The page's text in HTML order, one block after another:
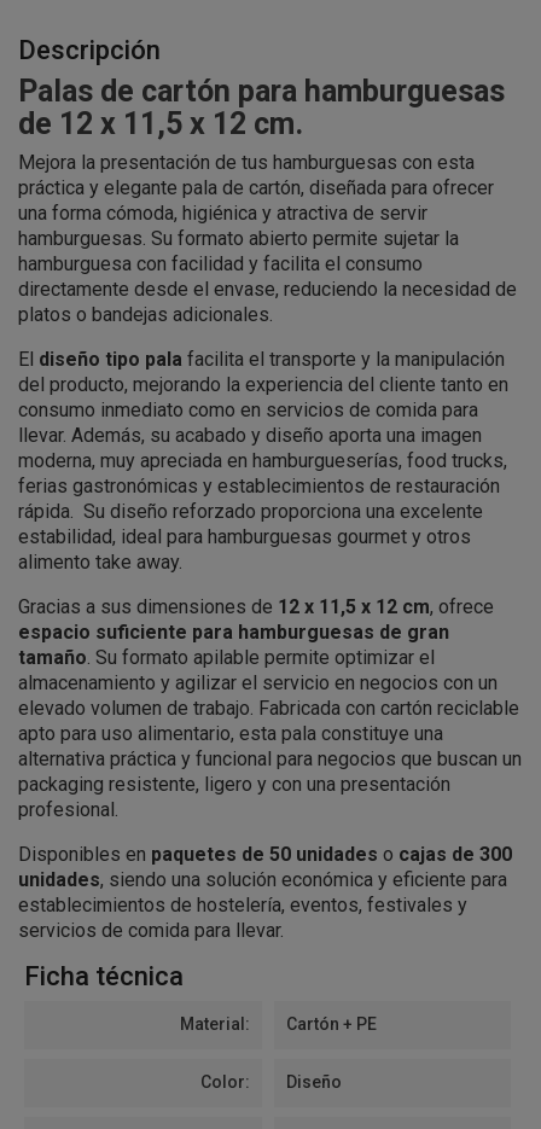
Descripción
Palas de cartón para hamburguesas
de 12 x 11,5 x 12 cm.
Mejora la presentación de tus hamburguesas con esta
práctica y elegante pala de cartón, diseñada para ofrecer
una forma cómoda, higiénica y atractiva de servir
hamburguesas. Su formato abierto permite sujetar la
hamburguesa con facilidad y facilita el consumo
directamente desde el envase, reduciendo la necesidad de
platos o bandejas adicionales.
El diseño tipo pala facilita el transporte y la manipulación
del producto, mejorando la experiencia del cliente tanto en
consumo inmediato como en servicios de comida para
llevar. Además, su acabado y diseño aporta una imagen
moderna, muy apreciada en hamburgueserías, food trucks,
ferias gastronómicas y establecimientos de restauración
rápida. Su diseño reforzado proporciona una excelente
estabilidad, ideal para hamburguesas gourmet y otros
alimento take away.
Gracias a sus dimensiones de 12 x 11,5 x 12 cm, ofrece
espacio suficiente para hamburguesas de gran
tamaño. Su formato apilable permite optimizar el
almacenamiento y agilizar el servicio en negocios con un
elevado volumen de trabajo. Fabricada con cartón reciclable
apto para uso alimentario, esta pala constituye una
alternativa práctica y funcional para negocios que buscan un
packaging resistente, ligero y con una presentación
profesional.
Disponibles en paquetes de 50 unidades o cajas de 300
unidades, siendo una solución económica y eficiente para
establecimientos de hostelería, eventos, festivales y
servicios de comida para llevar.
Ficha técnica
Material: Cartón + PE
Color: Diseño